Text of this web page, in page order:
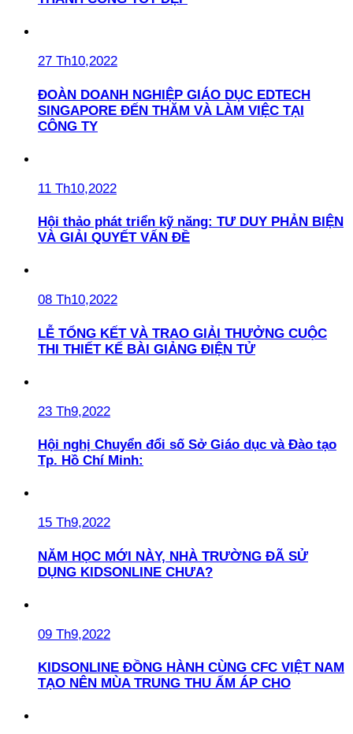
27 Th10,2022
ĐOÀN DOANH NGHIỆP GIÁO DỤC EDTECH
SINGAPORE ĐẾN THĂM VÀ LÀM VIỆC TẠI
CÔNG TY
11 Th10,2022
Hội thảo phát triển kỹ năng: TƯ DUY PHẢN BIỆN
VÀ GIẢI QUYẾT VẤN ĐỀ
08 Th10,2022
LỄ TỔNG KẾT VÀ TRAO GIẢI THƯỞNG CUỘC
THI THIẾT KẾ BÀI GIẢNG ĐIỆN TỬ
23 Th9,2022
Hội nghị Chuyển đổi số Sở Giáo dục và Đào tạo
Tp. Hồ Chí Minh:
15 Th9,2022
NĂM HỌC MỚI NÀY, NHÀ TRƯỜNG ĐÃ SỬ
DỤNG KIDSONLINE CHƯA?
09 Th9,2022
KIDSONLINE ĐỒNG HÀNH CÙNG CFC VIỆT NAM
TẠO NÊN MÙA TRUNG THU ẤM ÁP CHO